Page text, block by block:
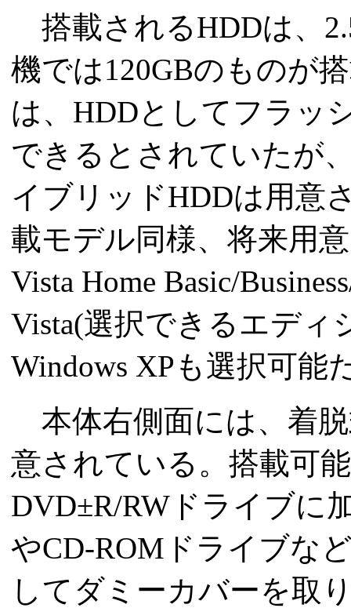
搭載されるHDDは、
機では120GBのものが
は、HDDとしてフラッ
できるとされていたが
イブリッドHDDは用意
載モデル同様、将来用
Vista Home Basic/
Vista(選択できるエディ
Windows XPも選択可能
本体右側面には、着
意されている。搭載可
DVD±R/RWドライブに
やCD-ROMドライブな
してダミーカバーを取